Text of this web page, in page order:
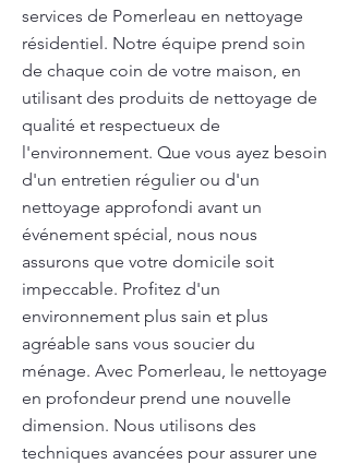
services de Pomerleau en nettoyage
résidentiel. Notre équipe prend soin
de chaque coin de votre maison, en
utilisant des produits de nettoyage de
qualité et respectueux de
l'environnement. Que vous ayez besoin
d'un entretien régulier ou d'un
nettoyage approfondi avant un
événement spécial, nous nous
assurons que votre domicile soit
impeccable. Profitez d'un
environnement plus sain et plus
agréable sans vous soucier du
ménage. Avec Pomerleau, le nettoyage
en profondeur prend une nouvelle
dimension. Nous utilisons des
techniques avancées pour assurer une